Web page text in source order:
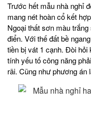
Trước hết mẫu nhà nghỉ
mang nét hoàn cổ kết
Ngoại thất sơn màu
điển. Với thế đất bề
tiền bị vát 1 cạnh. Đòi
tính yếu tố công năng
rãi. Cũng như phương án